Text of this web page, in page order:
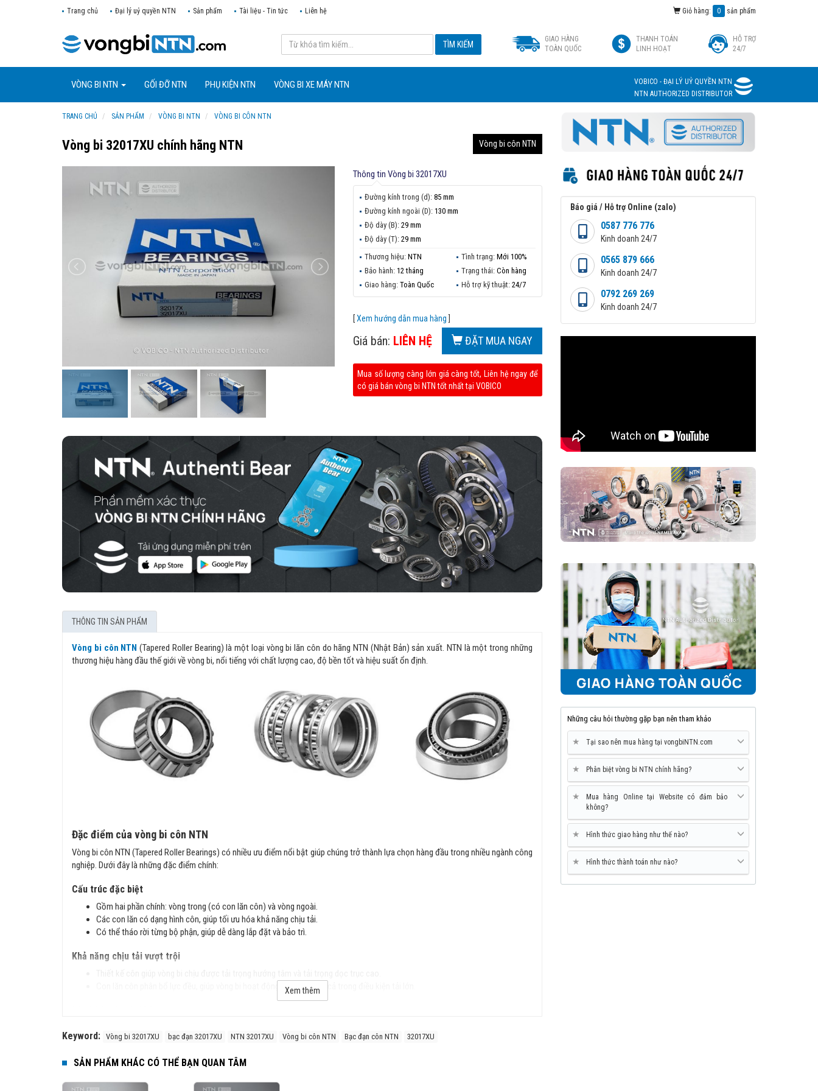
Trang chủ Đại lý uỷ quyền NTN Sản phẩm Tài liệu - Tin tức Liên hệ Giỏ hàng: 0 sản phẩm
GIAO HÀNG
TOÀN QUỐC
THANH TOÁN
LINH HOẠT
HỖ TRỢ
24/7
VÒNG BI NTN GỐI ĐỠ NTN PHỤ KIỆN NTN VÒNG BI XE MÁY NTN
VOBICO - ĐẠI LÝ UỶ QUYỀN NTN
NTN AUTHORIZED DISTRIBUTOR
TRANG CHỦ SẢN PHẨM VÒNG BI NTN VÒNG BI CÔN NTN
Vòng bi 32017XU chính hãng NTN Vòng bi côn NTN
Thông tin Vòng bi 32017XU
Đường kính trong (d): 85 mm
Đường kính ngoài (D): 130 mm
Độ dày (B): 29 mm
Độ dày (T): 29 mm
Thương hiệu: NTN Tình trạng:Mới 100%
Bảo hành: 12 tháng Trạng thái:Còn hàng
Giao hàng: Toàn Quốc Hỗ trợ kỹ thuật:24/7
[Xem hướng dẫn mua hàng
Giá bán: LIÊN HỆ ĐẶT MUA NGAY
Mua số lượng càng lớn giá càng tốt, Liên hệ ngay để
có giá bán vòng bi NTN tốt nhất tại VOBICO
THÔNG TIN SẢN PHẨM
Vòng bi côn NTN (Tapered Roller Bearing) là một loại vòng bi lăn côn do hãng NTN (Nhật Bản) sản xuất. NTN là một trong những
thương hiệu hàng đầu thế giới về vòng bi, nổi tiếng với chất lượng cao, độ bền tốt và hiệu suất ổn định.
Đặc điểm của vòng bi côn NTN
Vòng bi côn NTN (Tapered Roller Bearings) có nhiều ưu điểm nổi bật giúp chúng trở thành lựa chọn hàng đầu trong nhiều ngành công
nghiệp. Dưới đây là những đặc điểm chính:
Cấu trúc đặc biệt
Gồm hai phần chính: vòng trong (có con lăn côn) và vòng ngoài.
Các con lăn có dạng hình côn, giúp tối ưu hóa khả năng chịu tải.
Có thể tháo rời từng bộ phận, giúp dễ dàng lắp đặt và bảo trì.
Khả năng chịu tải vượt trội
Con lăn côn phân bổ lực đều, giúp vòng bi hoạt động ổn định ngay cả trong điều kiện tải lớn.
Vật liệu chất lượng cao giúp vòng bi có độ cứng lớn, chống mài mòn tốt và kéo dài tuổi thọ.
Ứng dụng rộng rãi
Vòng bi côn NTN được sử dụng trong nhiều lĩnh vực như:
Xem thêm
Keyword: Vòng bi 32017XU bạc đạn 32017XU NTN 32017XU Vòng bi côn NTN Bạc đạn côn NTN 32017XU
SẢN PHẨM KHÁC CÓ THỂ BẠN QUAN TÂM
Báo giá / Hỗ trợ Online (zalo)
0587 776 776
Kinh doanh 24/7
0565 879 666
Kinh doanh 24/7
0792 269 269
Kinh doanh 24/7
Những câu hỏi thường gặp bạn nên tham khảo
★ Tại sao nên mua hàng tại vongbiNTN.com
★ Phân biệt vòng bi NTN chính hãng?
★
Mua hàng Online tại Website có đảm bảo
không?
★ Hình thức giao hàng như thế nào?
★ Hình thức thành toán như nào?